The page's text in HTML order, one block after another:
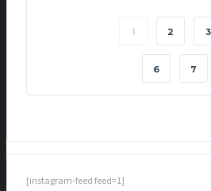
1 2 3
6 7
[instagram-feed feed=1]